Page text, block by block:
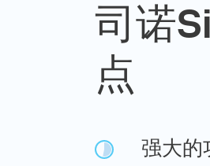
司诺
点
强大的